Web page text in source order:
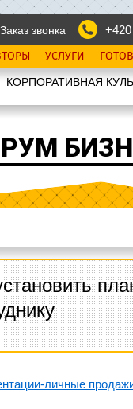
Заказ звонка
УСЛУГИ
КОРПОРАТИВНАЯ
личные